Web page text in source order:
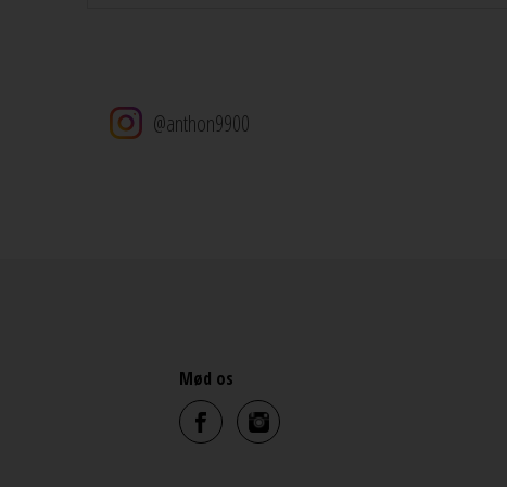
@anthon9900
Mød os